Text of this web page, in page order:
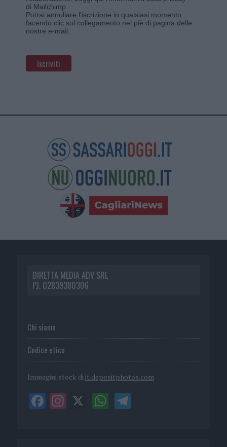
di Mailchimp
Potrai annullare l'iscrizione in qualsiasi momento
facendo clic sul collegamento nel piè di pagina delle
nostre e-mail.
DIRETTA MEDIA ADV SRL
P.I. 02839380306
Chi siamo
Codice etico
Immagini stock di it.depositphotos.com